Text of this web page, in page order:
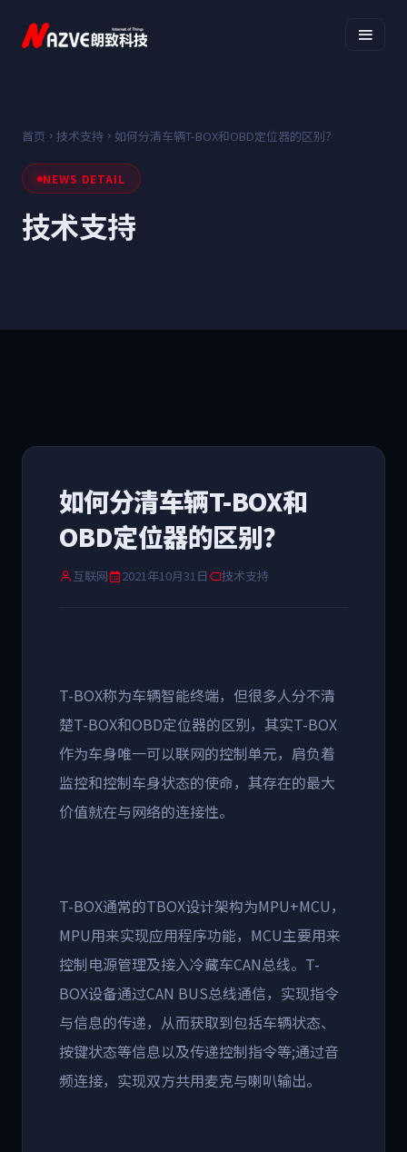
首页 技术支持 如何分清车辆T-BOX和OBD定位器的区别？
NEWS DETAIL
技术支持
如何分清车辆T-BOX和
OBD定位器的区别？
互联网 2021年10月31日 技术支持
T-BOX称为车辆智能终端，但很多人分不清
楚T-BOX和OBD定位器的区别，其实T-BOX
作为车身唯一可以联网的控制单元，肩负着
监控和控制车身状态的使命，其存在的最大
价值就在与网络的连接性。
T-BOX通常的TBOX设计架构为MPU+MCU，
MPU用来实现应用程序功能，MCU主要用来
控制电源管理及接入冷藏车CAN总线。T-
BOX设备通过CAN BUS总线通信，实现指令
与信息的传递，从而获取到包括车辆状态、
按键状态等信息以及传递控制指令等;通过音
频连接，实现双方共用麦克与喇叭输出。